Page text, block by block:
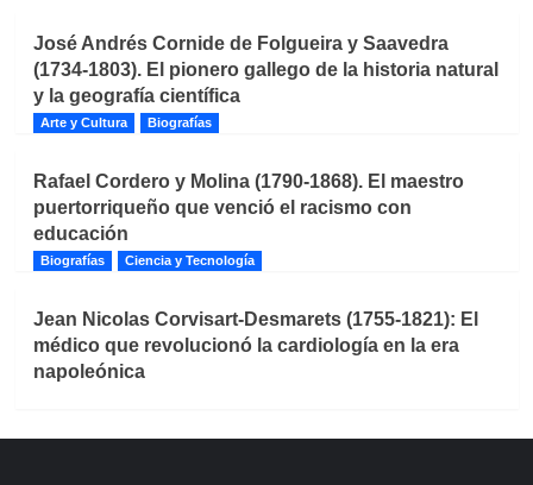
José Andrés Cornide de Folgueira y Saavedra
(1734-1803). El pionero gallego de la historia natural
y la geografía científica
Arte y Cultura Biografías
Rafael Cordero y Molina (1790-1868). El maestro
puertorriqueño que venció el racismo con
educación
Biografías Ciencia y Tecnología
Jean Nicolas Corvisart-Desmarets (1755-1821): El
médico que revolucionó la cardiología en la era
napoleónica